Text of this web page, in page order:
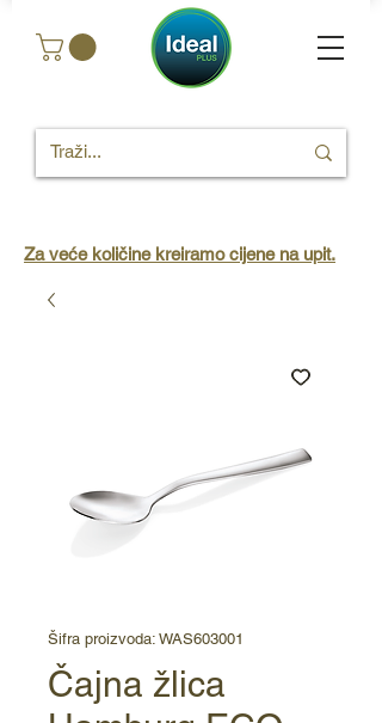
Za veće količine kreiramo cijene na upit.
Šifra proizvoda: WAS603001
Čajna žlica